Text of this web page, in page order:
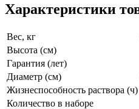
Характеристики
Вес, кг
Высота (см)
Гарантия (лет)
Диаметр (см)
Жизнеспособность раствора (ч)
Количество в наборе